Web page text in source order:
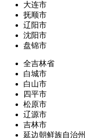
大连市
抚顺市
辽阳市
沈阳市
盘锦市
全吉林省
白城市
白山市
四平市
松原市
辽源市
吉林市
延边朝鲜族自治州